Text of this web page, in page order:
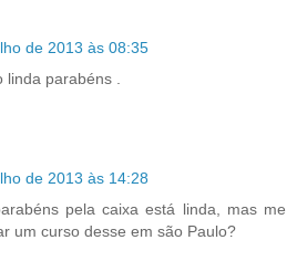
de 2013 às 08:35
parabéns .
de 2013 às 14:28
pela caixa está linda, mas me
um curso desse em são Paulo?